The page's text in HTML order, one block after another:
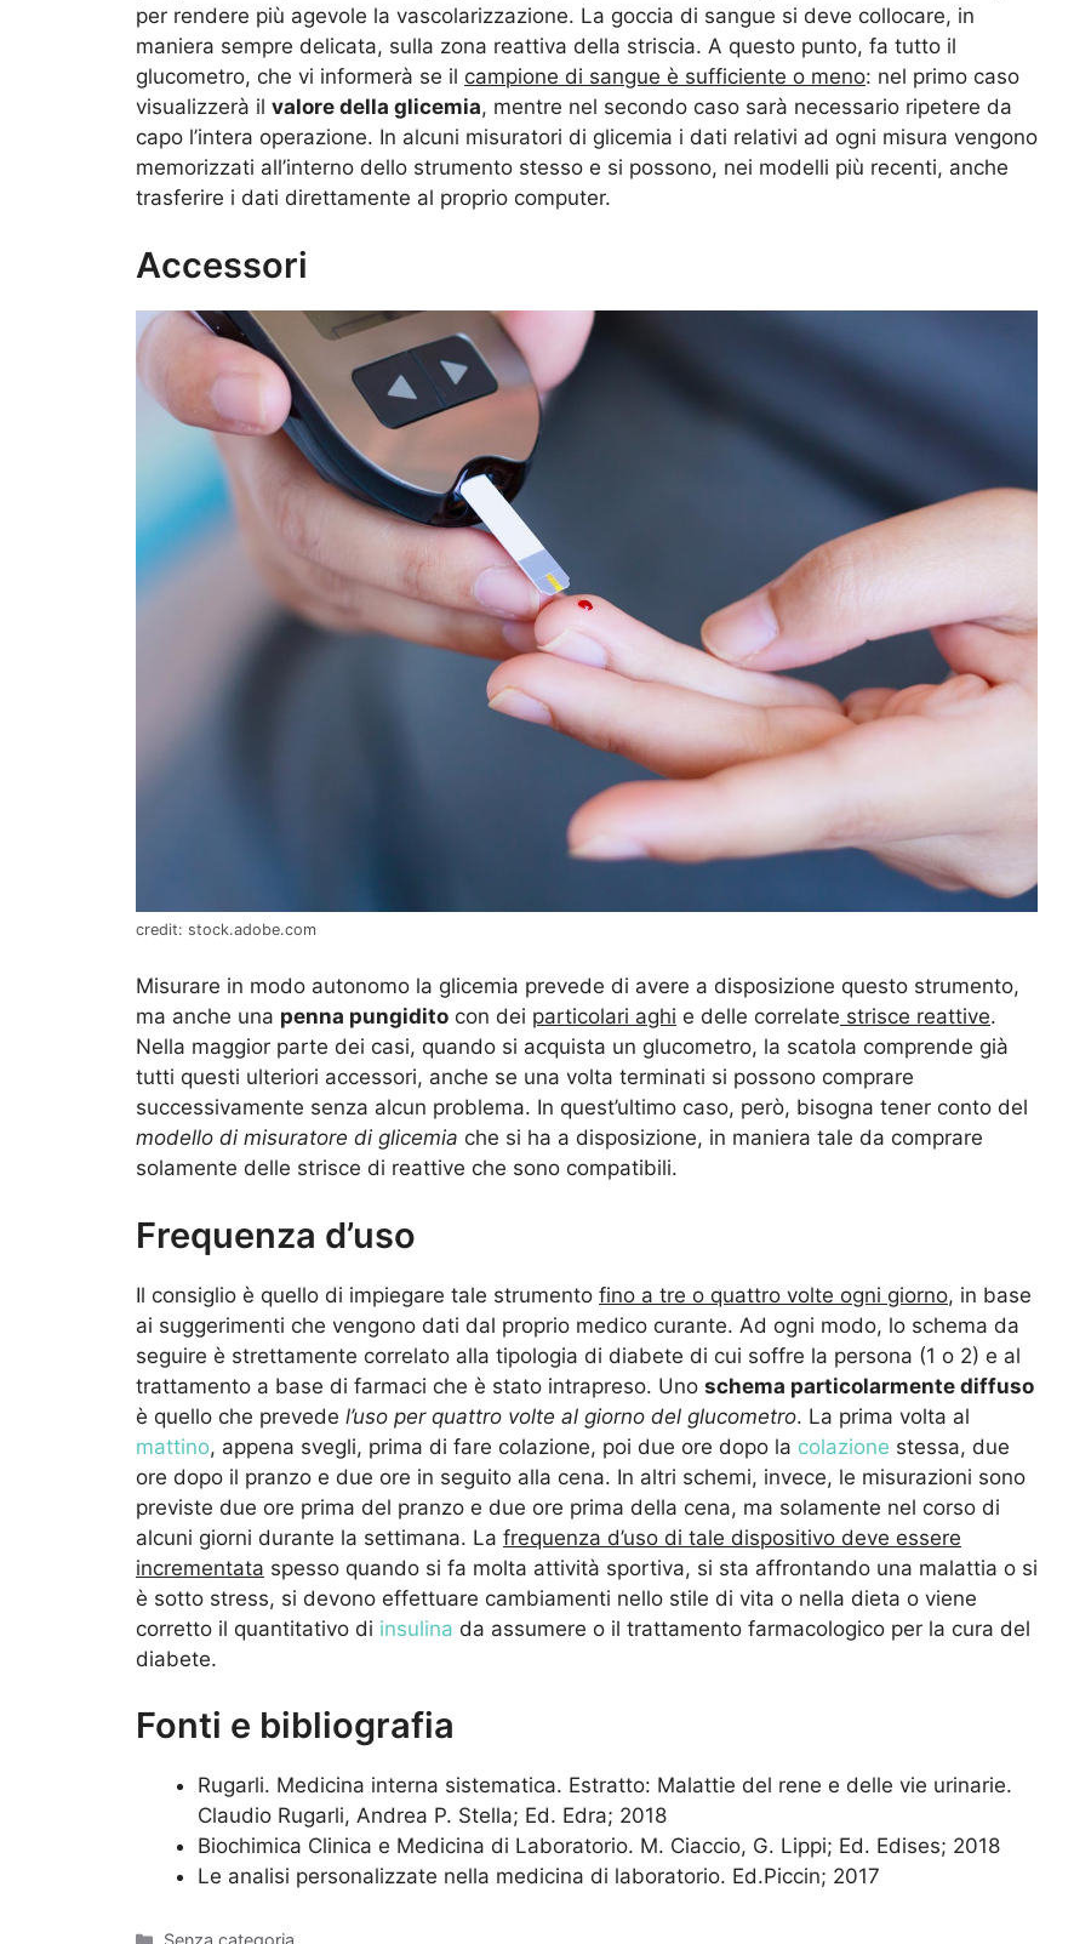
per rendere più agevole la vascolarizzazione. La goccia di sangue si deve collocare, in
maniera sempre delicata, sulla zona reattiva della striscia. A questo punto, fa tutto il
glucometro, che vi informerà se il campione di sangue è sufficiente o meno: nel primo caso
visualizzerà il valore della glicemia, mentre nel secondo caso sarà necessario ripetere da
capo l’intera operazione. In alcuni misuratori di glicemia i dati relativi ad ogni misura vengono
memorizzati all’interno dello strumento stesso e si possono, nei modelli più recenti, anche
trasferire i dati direttamente al proprio computer.
Accessori
credit: stock.adobe.com
Misurare in modo autonomo la glicemia prevede di avere a disposizione questo strumento,
ma anche una penna pungidito con dei particolari aghi e delle correlate strisce reattive.
Nella maggior parte dei casi, quando si acquista un glucometro, la scatola comprende già
tutti questi ulteriori accessori, anche se una volta terminati si possono comprare
successivamente senza alcun problema. In quest’ultimo caso, però, bisogna tener conto del
modello di misuratore di glicemia che si ha a disposizione, in maniera tale da comprare
solamente delle strisce di reattive che sono compatibili.
Frequenza d’uso
Il consiglio è quello di impiegare tale strumento fino a tre o quattro volte ogni giorno, in base
ai suggerimenti che vengono dati dal proprio medico curante. Ad ogni modo, lo schema da
seguire è strettamente correlato alla tipologia di diabete di cui soffre la persona (1 o 2) e al
trattamento a base di farmaci che è stato intrapreso. Uno schema particolarmente diffuso
è quello che prevede l’uso per quattro volte al giorno del glucometro. La prima volta al
mattino, appena svegli, prima di fare colazione, poi due ore dopo la colazione stessa, due
ore dopo il pranzo e due ore in seguito alla cena. In altri schemi, invece, le misurazioni sono
previste due ore prima del pranzo e due ore prima della cena, ma solamente nel corso di
alcuni giorni durante la settimana. La frequenza d’uso di tale dispositivo deve essere
incrementata spesso quando si fa molta attività sportiva, si sta affrontando una malattia o si
è sotto stress, si devono effettuare cambiamenti nello stile di vita o nella dieta o viene
corretto il quantitativo di insulina da assumere o il trattamento farmacologico per la cura del
diabete.
Fonti e bibliografia
Rugarli. Medicina interna sistematica. Estratto: Malattie del rene e delle vie urinarie.
Claudio Rugarli, Andrea P. Stella; Ed. Edra; 2018
Biochimica Clinica e Medicina di Laboratorio. M. Ciaccio, G. Lippi; Ed. Edises; 2018
Le analisi personalizzate nella medicina di laboratorio. Ed.Piccin; 2017
Categorie